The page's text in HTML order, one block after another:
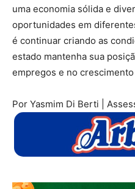
uma economia sólida e
oportunidades em
é continuar criando as
estado mantenha sua
empregos e no
Por Yasmim Di Berti |